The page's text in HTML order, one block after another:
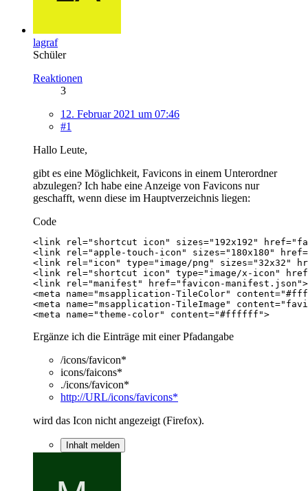
lagraf
Schüler
Reaktionen
3
12. Februar 2021 um 07:46
#1
Hallo Leute,
gibt es eine Möglichkeit, Favicons in einem Unterordner
abzulegen? Ich habe eine Anzeige von Favicons nur
geschafft, wenn diese im Hauptverzeichnis liegen:
Code
<meta name="theme-color" content="#ffffff">
Ergänze ich die Einträge mit einer Pfadangabe
/icons/favicon*
icons/faicons*
./icons/favicon*
http://URL/icons/favicons*
wird das Icon nicht angezeigt (Firefox).
Inhalt melden